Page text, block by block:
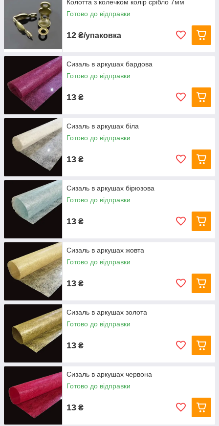
Колотта з колечком колір срібло 7мм
Готово до відправки
12 ₴/упаковка
Сизаль в аркушах бардова
Готово до відправки
13 ₴
Сизаль в аркушах біла
Готово до відправки
13 ₴
Сизаль в аркушах бірюзова
Готово до відправки
13 ₴
Сизаль в аркушах жовта
Готово до відправки
13 ₴
Сизаль в аркушах золота
Готово до відправки
13 ₴
Сизаль в аркушах червона
Готово до відправки
13 ₴